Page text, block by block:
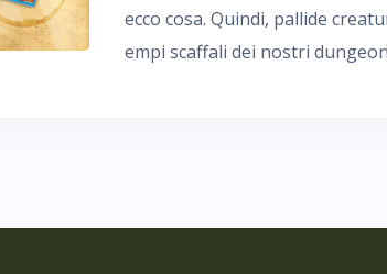
ecco cosa. Quindi, pallide
empi scaffali dei nostri